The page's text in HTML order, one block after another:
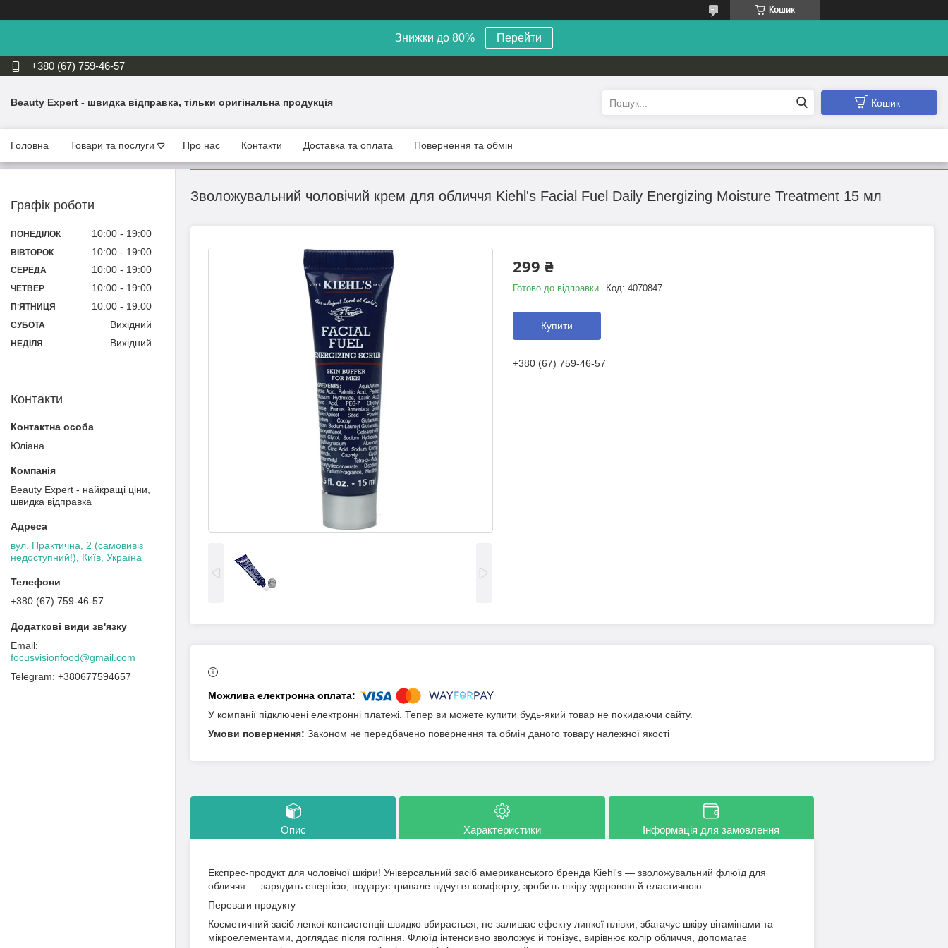
Кошик
Знижки до 80% Перейти
+380 (67) 759-46-57
Beauty Expert - швидка відправка, тільки оригінальна продукція Кошик
Головна Товари та послуги Про нас Контакти Доставка та оплата Повернення та обмін
Зволожувальний чоловічий крем для обличчя Kiehl's Facial Fuel Daily Energizing Moisture Treatment 15 мл
299 ₴
Готово до відправки Код: 4070847
Купити
+380 (67) 759-46-57
У компанії підключені електронні платежі. Тепер ви можете купити будь-який товар не покидаючи сайту.
Законом не передбачено повернення та обмін даного товару належної якості
Опис Характеристики Інформація для замовлення
Експрес-продукт для чоловічої шкіри! Універсальний засіб американського бренда Kiehl's — зволожувальний флюїд для
обличчя — зарядить енергією, подарує тривале відчуття комфорту, зробить шкіру здоровою й еластичною.
Переваги продукту
Косметичний засіб легкої консистенції швидко вбирається, не залишає ефекту липкої плівки, збагачує шкіру вітамінами та
мікроелементами, доглядає після гоління. Флюїд інтенсивно зволожує й тонізує, вирівнює колір обличчя, допомагає
Графік роботи
ПОНЕДІЛОК 10:00 19:00
ВІВТОРОК 10:00 19:00
СЕРЕДА 10:00 19:00
ЧЕТВЕР 10:00 19:00
ПʼЯТНИЦЯ 10:00 19:00
СУБОТА Вихідний
НЕДІЛЯ Вихідний
Контакти
Юліана
Beauty Expert - найкращі ціни,
швидка відправка
вул. Практична, 2 (самовивіз
недоступний!), Київ, Україна
+380 (67) 759-46-57
focusvisionfood@gmail.com
+380677594657